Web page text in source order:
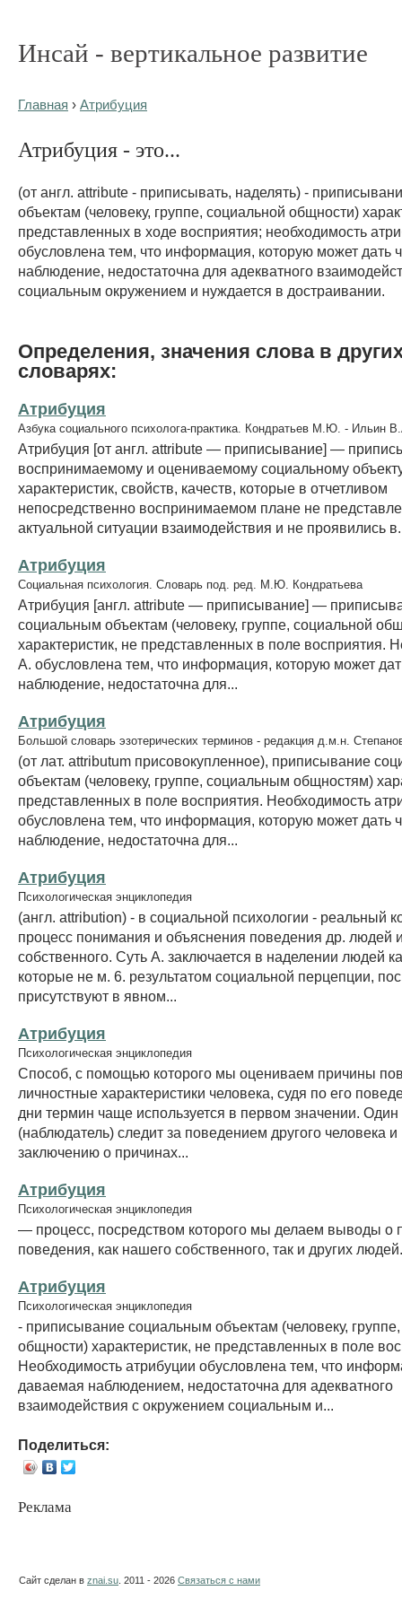
Инсай - вертикальное развитие
Главная › Атрибуция
Атрибуция - это...
(от англ. attribute - приписывать, наделять) -
объектам (человеку, группе, социальной общности)
представленных в ходе восприятия; необходимость
обусловлена тем, что информация, которую может дать
наблюдение, недостаточна для адекватного
социальным окружением и нуждается в достраивании.
Определения, значения слова в
словарях:
Атрибуция
Азбука социального психолога-практика. Кондратьев М.Ю. - Ильин
Атрибуция [от англ. attribute — приписывание] —
воспринимаемому и оцениваемому социальному
характеристик, свойств, качеств, которые в отчетливом
непосредственно воспринимаемом плане не
актуальной ситуации взаимодействия и не проявились
Атрибуция
Социальная психология. Словарь под. ред. М.Ю. Кондратьева
Атрибуция [англ. attribute — приписывание] —
социальным объектам (человеку, группе, социальной
характеристик, не представленных в поле восприятия.
А. обусловлена тем, что информация, которую может
наблюдение, недостаточна для...
Атрибуция
Большой словарь эзотерических терминов - редакция д.м.н.
(от лат. attributum присовокупленное), приписывание
объектам (человеку, группе, социальным общностям)
представленных в поле восприятия. Необходимость
обусловлена тем, что информация, которую может дать
наблюдение, недостаточна для...
Атрибуция
Психологическая энциклопедия
(англ. attribution) - в социальной психологии - реальный
процесс понимания и объяснения поведения др. людей
собственного. Суть А. заключается в наделении людей
которые не м. 6. результатом социальной перцепции,
присутствуют в явном...
Атрибуция
Психологическая энциклопедия
Способ, с помощью которого мы оцениваем причины
личностные характеристики человека, судя по его
дни термин чаще используется в первом значении. Один
(наблюдатель) следит за поведением другого человека и
заключению о причинах...
Атрибуция
Психологическая энциклопедия
— процесс, посредством которого мы делаем выводы о
поведения, как нашего собственного, так и других людей.
Атрибуция
Психологическая энциклопедия
- приписывание социальным объектам (человеку,
общности) характеристик, не представленных в поле
Необходимость атрибуции обусловлена тем, что
даваемая наблюдением, недостаточна для адекватного
взаимодействия с окружением социальным и...
Поделиться:
Реклама
Сайт сделан в znai.su . 2011 - 2026 Связаться с нами